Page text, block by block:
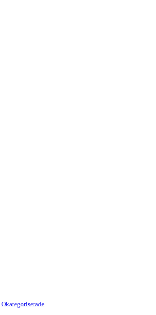
Okategoriserade